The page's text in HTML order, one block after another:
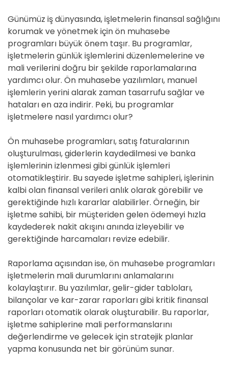
Günümüz iş dünyasında, işletmelerin finansal sağlığını
korumak ve yönetmek için ön muhasebe
programları büyük önem taşır. Bu programlar,
işletmelerin günlük işlemlerini düzenlemelerine ve
mali verilerini doğru bir şekilde raporlamalarına
yardımcı olur. Ön muhasebe yazılımları, manuel
işlemlerin yerini alarak zaman tasarrufu sağlar ve
hataları en aza indirir. Peki, bu programlar
işletmelere nasıl yardımcı olur?
Ön muhasebe programları, satış faturalarının
oluşturulması, giderlerin kaydedilmesi ve banka
işlemlerinin izlenmesi gibi günlük işlemleri
otomatikleştirir. Bu sayede işletme sahipleri, işlerinin
kalbi olan finansal verileri anlık olarak görebilir ve
gerektiğinde hızlı kararlar alabilirler. Örneğin, bir
işletme sahibi, bir müşteriden gelen ödemeyi hızla
kaydederek nakit akışını anında izleyebilir ve
gerektiğinde harcamaları revize edebilir.
Raporlama açısından ise, ön muhasebe programları
işletmelerin mali durumlarını anlamalarını
kolaylaştırır. Bu yazılımlar, gelir-gider tabloları,
bilançolar ve kar-zarar raporları gibi kritik finansal
raporları otomatik olarak oluşturabilir. Bu raporlar,
işletme sahiplerine mali performanslarını
değerlendirme ve gelecek için stratejik planlar
yapma konusunda net bir görünüm sunar.